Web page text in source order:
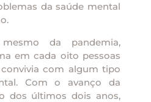
da saúde mental
da pandemia,
em cada oito pessoas
com algum tipo
Com o avanço da
dos últimos dois anos,